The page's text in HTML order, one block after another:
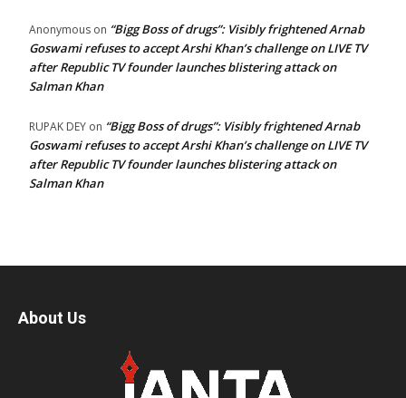
Anonymous on “Bigg Boss of drugs”: Visibly frightened Arnab
Goswami refuses to accept Arshi Khan’s challenge on LIVE TV
after Republic TV founder launches blistering attack on
Salman Khan
RUPAK DEY on “Bigg Boss of drugs”: Visibly frightened Arnab
Goswami refuses to accept Arshi Khan’s challenge on LIVE TV
after Republic TV founder launches blistering attack on
Salman Khan
About Us